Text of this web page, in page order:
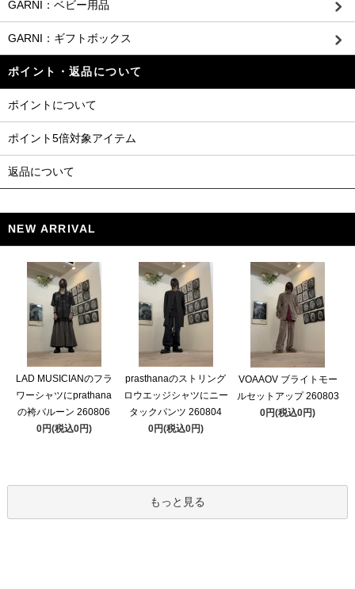
GARNI：ベビー用品
GARNI：ギフトボックス
ポイント・返品について
ポイントについて
ポイント5倍対象アイテム
返品について
NEW ARRIVAL
LAD MUSICIANのフラ
ワーシャツにprathana
の袴バルーン 260806
0円(税込0円)
prasthanaのストリング
ロウエッジシャツにニー
タックパンツ 260804
0円(税込0円)
VOAAOV ブライトモー
ルセットアップ 260803
0円(税込0円)
もっと見る